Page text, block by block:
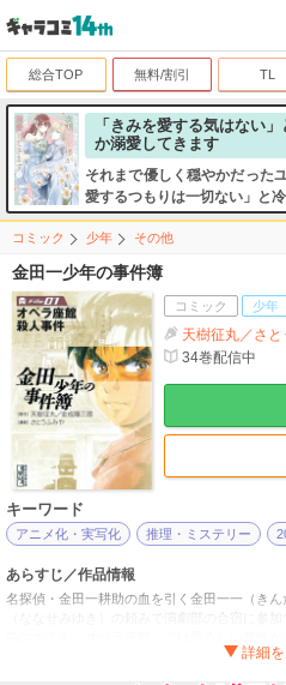
総合TOP 無料/割引 TL
「きみを愛する気はない
か溺愛してきます
それまで優しく穏やかだった
愛するつもりは一切ない」と
コミック 少年 その他
金田一少年の事件簿
コミック 少年
天樹征丸／さ
34巻配信中
キーワード
アニメ化・実写化 推理・ミステリー
あらすじ／作品情報
名探偵・金田一耕助の血を引く金田一一（き
（ななせみゆき）の頼みで演劇部の合宿に参
の演目「オペラ座の怪人」になぞらえたよう